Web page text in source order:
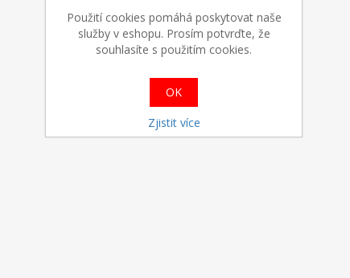
Použití cookies pomáhá poskytovat naše
služby v eshopu. Prosím potvrďte, že
souhlasíte s použitím cookies.
OK
Zjistit více